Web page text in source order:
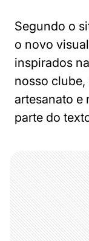
Segundo o
o novo
inspirados
nosso
artesanato e
parte do